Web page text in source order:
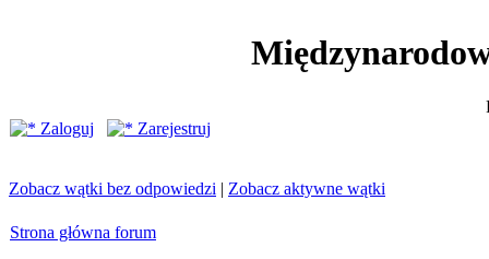
Zaloguj
Zarejestruj
Zobacz wątki bez odpowiedzi | Zobacz aktywne wątki
Strona główna forum